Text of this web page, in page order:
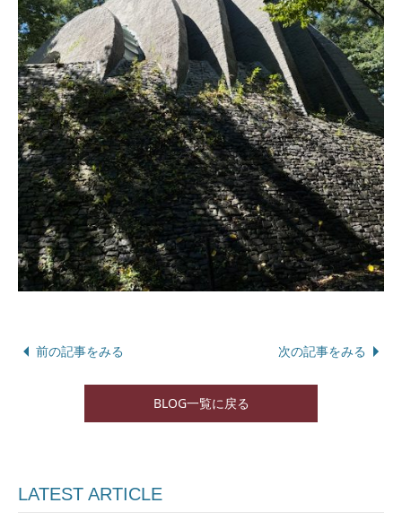
前の記事をみる 次の記事をみる
BLOG一覧に戻る
LATEST ARTICLE